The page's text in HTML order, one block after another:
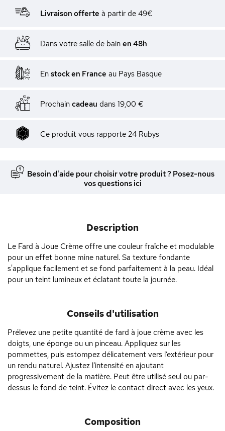
Livraison offerte à partir de 49€
Dans votre salle de bain en 48h
En stock en France au Pays Basque
Prochain cadeau dans 19,00 €
Ce produit vous rapporte 24 Rubys
Besoin d'aide pour choisir votre produit ? Posez-nous
vos questions ici
Description
Le Fard à Joue Crème offre une couleur fraîche et modulable
pour un effet bonne mine naturel. Sa texture fondante
s'applique facilement et se fond parfaitement à la peau. Idéal
pour un teint lumineux et éclatant toute la journée.
Conseils d'utilisation
Prélevez une petite quantité de fard à joue crème avec les
doigts, une éponge ou un pinceau. Appliquez sur les
pommettes, puis estompez délicatement vers l’extérieur pour
un rendu naturel. Ajustez l’intensité en ajoutant
progressivement de la matière. Peut être utilisé seul ou par-
dessus le fond de teint. Évitez le contact direct avec les yeux.
Composition